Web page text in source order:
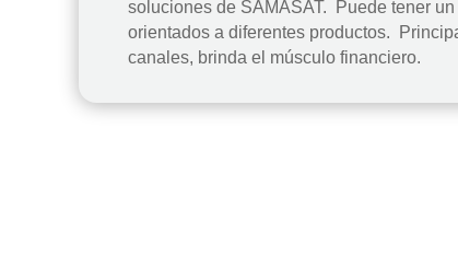
soluciones de SAMASAT. Puede tener
orientados a diferentes productos.
canales, brinda el músculo financiero.